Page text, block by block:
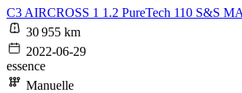
C3 AIRCROSS 1 1.2 PureTech 110 S&S
30 955 km
2022-06-29
essence
Manuelle